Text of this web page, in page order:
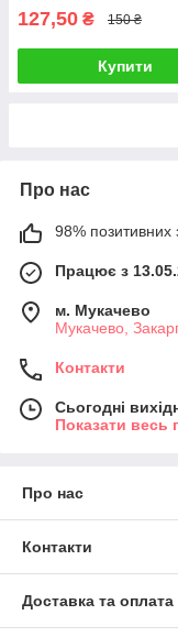
127,50 ₴ 150 ₴
Купити
Про нас
98% позитивних
Працює з
м. Мукачево
Мукачево,
Контакти
Сьогодні
Показати весь
Про нас
Контакти
Доставка та оплата